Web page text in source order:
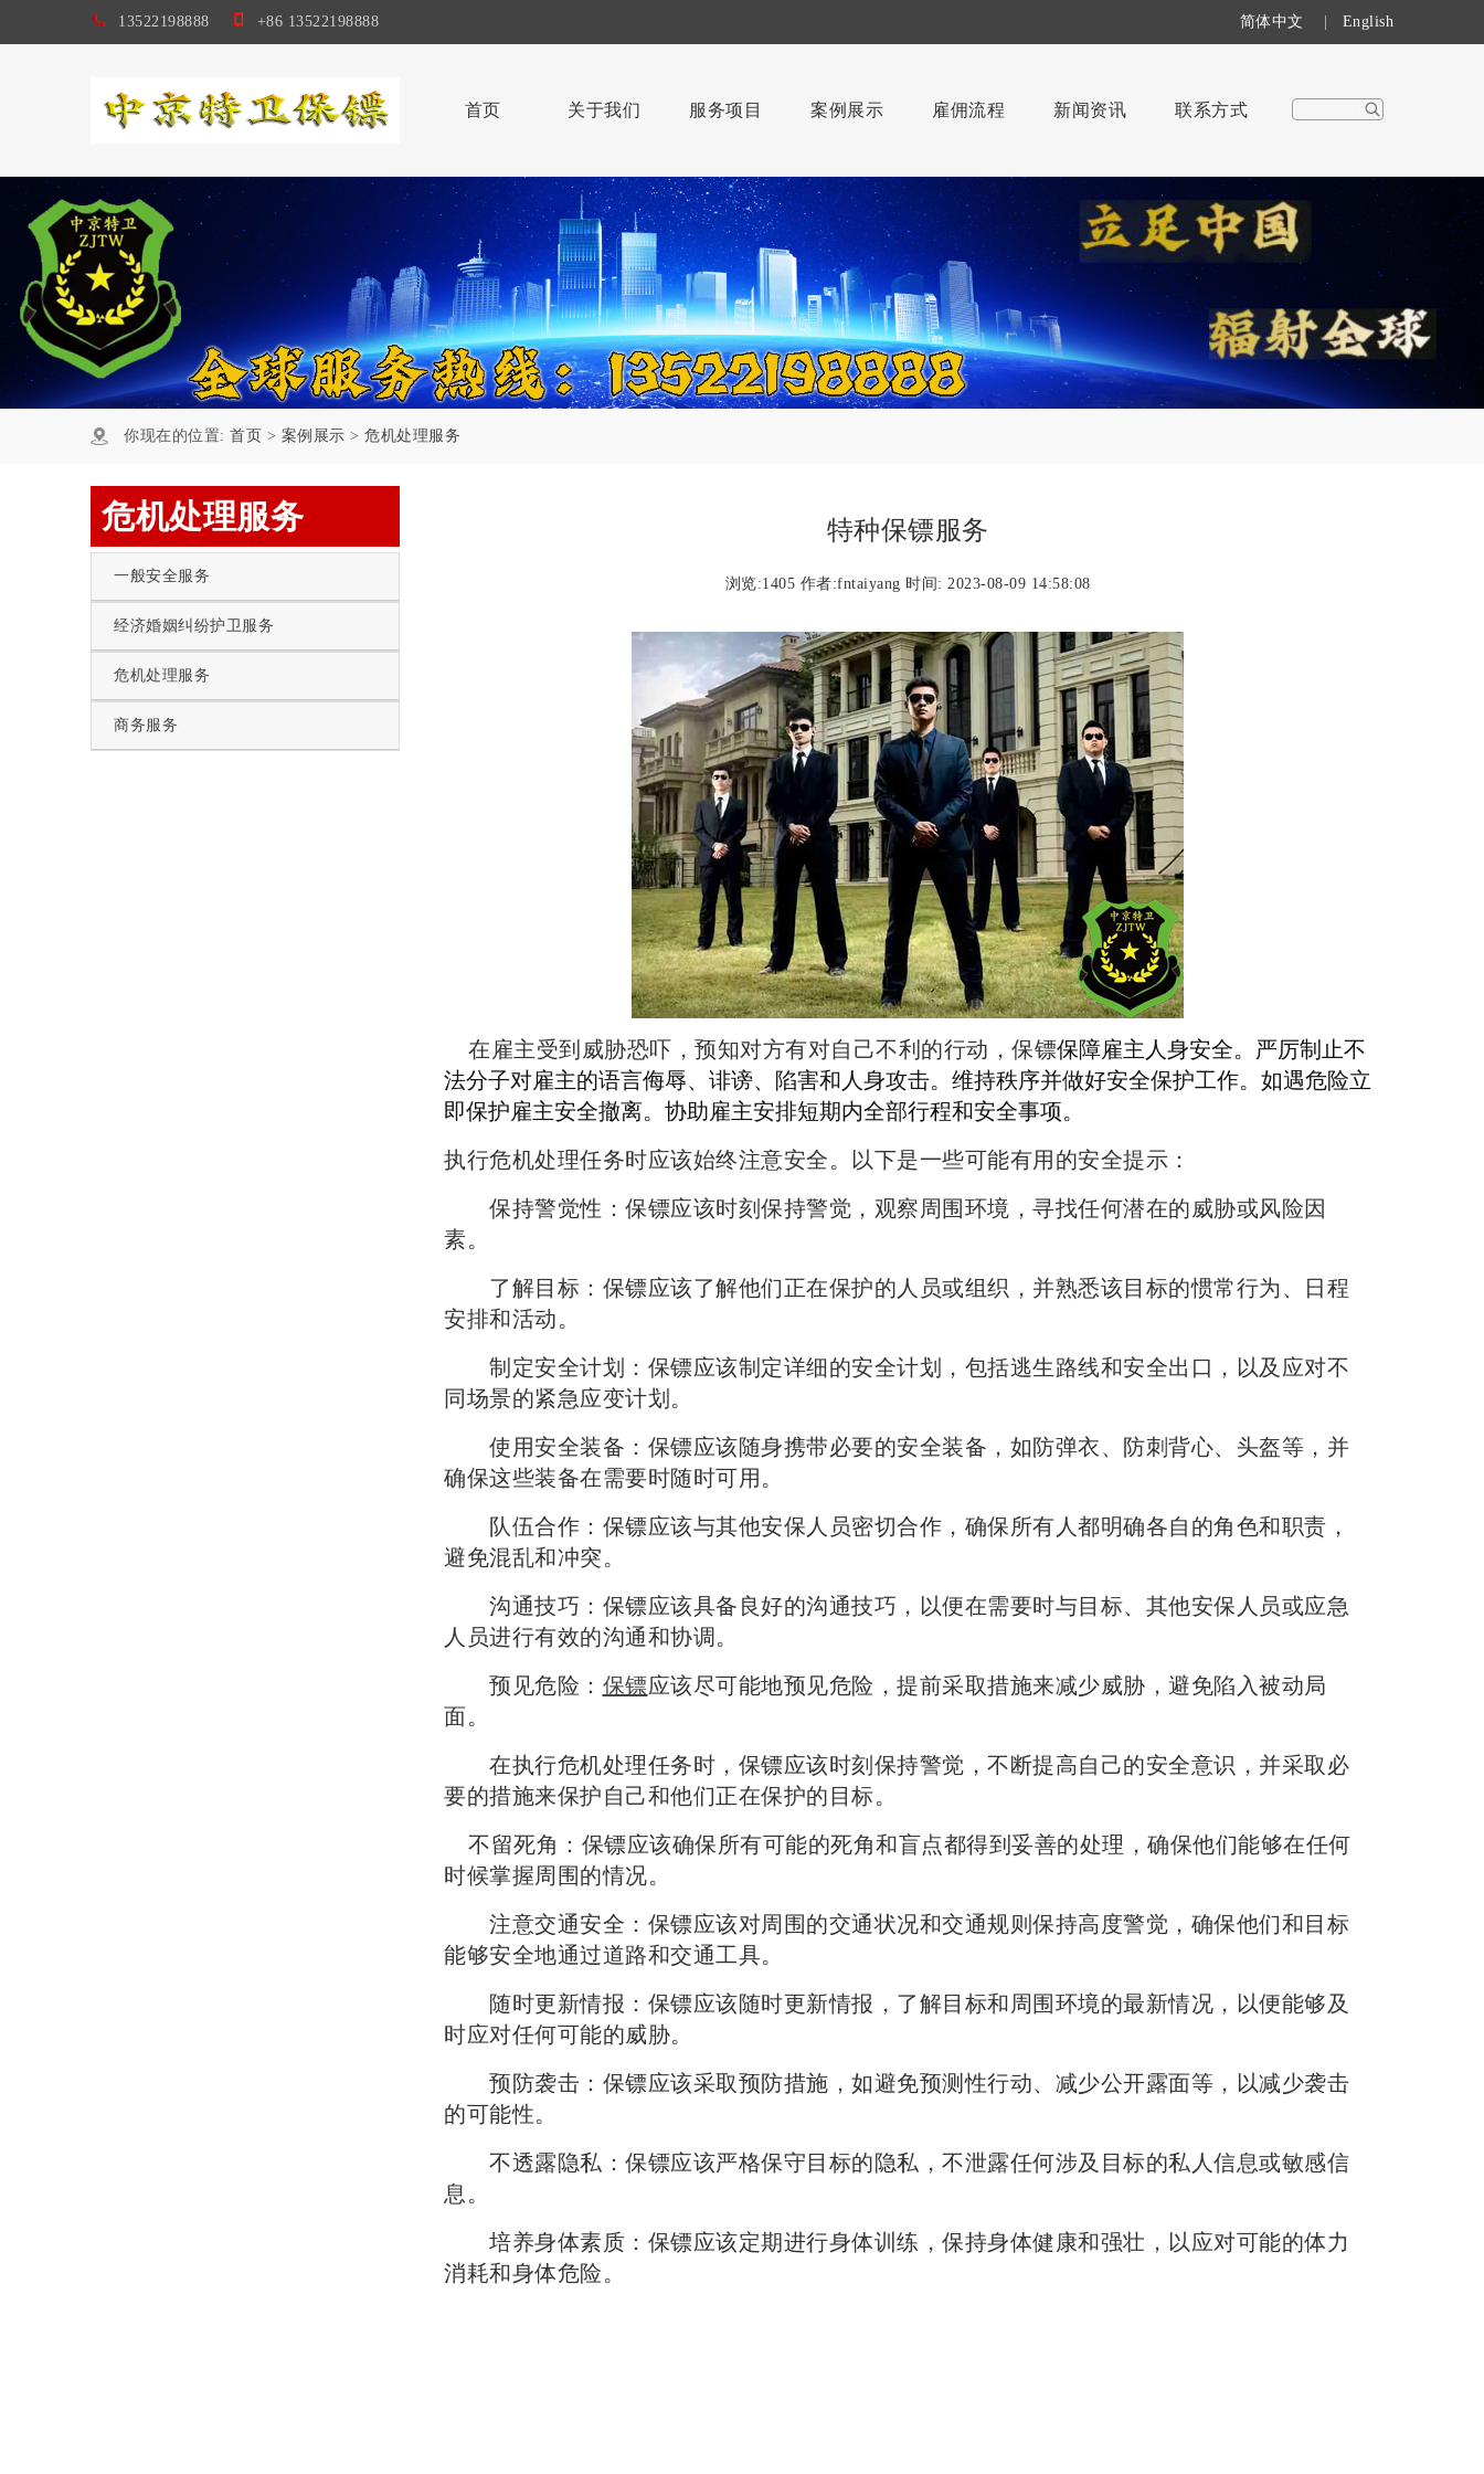
简体中文 English
13522198888 +86 13522198888
首页 关于我们 服务项目 案例展示 雇佣流程 新闻资讯 联系方式
你现在的位置: 首页 > 案例展示 > 危机处理服务
危机处理服务
一般安全服务
经济婚姻纠纷护卫服务
危机处理服务
商务服务
特种保镖服务
浏览:1405 作者:fntaiyang 时间: 2023-08-09 14:58:08
在雇主受到威胁恐吓，预知对方有对自己不利的行动，保镖保障雇主人身安全。严厉制止不
法分子对雇主的语言侮辱、诽谤、陷害和人身攻击。维持秩序并做好安全保护工作。如遇危险立
即保护雇主安全撤离。协助雇主安排短期内全部行程和安全事项。
执行危机处理任务时应该始终注意安全。以下是一些可能有用的安全提示：
保持警觉性：保镖应该时刻保持警觉，观察周围环境，寻找任何潜在的威胁或风险因
素。
了解目标：保镖应该了解他们正在保护的人员或组织，并熟悉该目标的惯常行为、日程
安排和活动。
制定安全计划：保镖应该制定详细的安全计划，包括逃生路线和安全出口，以及应对不
同场景的紧急应变计划。
使用安全装备：保镖应该随身携带必要的安全装备，如防弹衣、防刺背心、头盔等，并
确保这些装备在需要时随时可用。
队伍合作：保镖应该与其他安保人员密切合作，确保所有人都明确各自的角色和职责，
避免混乱和冲突。
沟通技巧：保镖应该具备良好的沟通技巧，以便在需要时与目标、其他安保人员或应急
人员进行有效的沟通和协调。
预见危险： 保镖应该尽可能地预见危险，提前采取措施来减少威胁，避免陷入被动局
面。
在执行危机处理任务时，保镖应该时刻保持警觉，不断提高自己的安全意识，并采取必
要的措施来保护自己和他们正在保护的目标。
不留死角：保镖应该确保所有可能的死角和盲点都得到妥善的处理，确保他们能够在任何
时候掌握周围的情况。
注意交通安全：保镖应该对周围的交通状况和交通规则保持高度警觉，确保他们和目标
能够安全地通过道路和交通工具。
随时更新情报：保镖应该随时更新情报，了解目标和周围环境的最新情况，以便能够及
时应对任何可能的威胁。
预防袭击：保镖应该采取预防措施，如避免预测性行动、减少公开露面等，以减少袭击
的可能性。
不透露隐私：保镖应该严格保守目标的隐私，不泄露任何涉及目标的私人信息或敏感信
息。
培养身体素质：保镖应该定期进行身体训练，保持身体健康和强壮，以应对可能的体力
消耗和身体危险。